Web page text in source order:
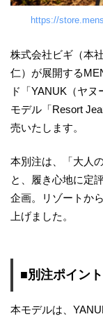
https://
株式会社ビギ（本
仁）が展開する
ド「YANUK（ヤ
モデル「Resort
売いたします。
本別注は、「大人
と、履き心地に定
企画。リゾートか
上げました。
■別注ポイント
本モデルは、